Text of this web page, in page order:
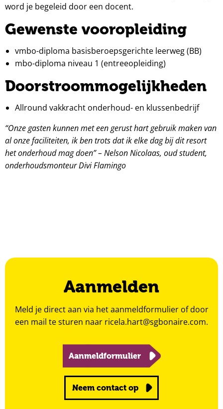
word je begeleid door een docent.
Gewenste vooropleiding
vmbo-diploma basisberoepsgerichte leerweg (BB)
mbo-diploma niveau 1 (entreeopleiding)
Doorstroommogelijkheden
Allround vakkracht onderhoud- en klussenbedrijf
“Onze gasten kunnen met een gerust hart gebruik maken van
al onze faciliteiten, ik ben trots dat ik elke dag bij dit resort
het onderhoud mag doen” – Nelson Nicolaas, oud student,
onderhoudsmonteur Divi Flamingo
Aanmelden
Meld je direct aan via het aanmeldformulier of door
een mail te sturen naar ricela.hart@sgbonaire.com.
Aanmeldformulier
Neem contact op